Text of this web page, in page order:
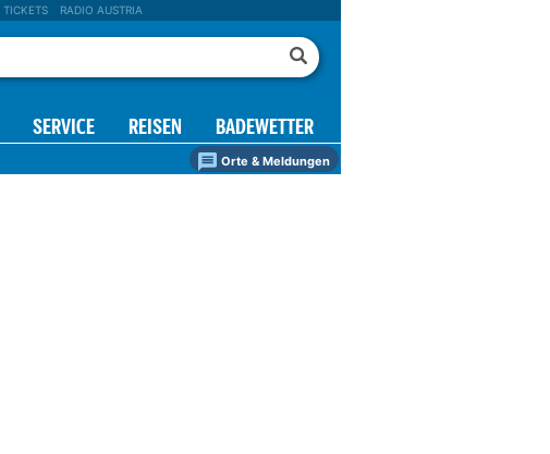
TICKETS RADIO AUSTRIA
SERVICE REISEN BADEWETTER
Orte & Meldungen